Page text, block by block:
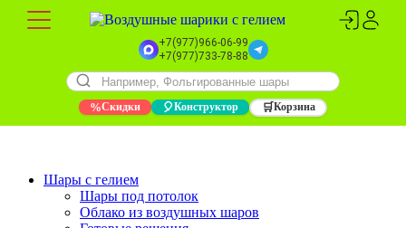
+7(977)966-06-99
+7(977)733-78-88
%Скидки 🎈Конструктор 🛒Корзина
Шары с гелием
Шары под потолок
Облако из воздушных шаров